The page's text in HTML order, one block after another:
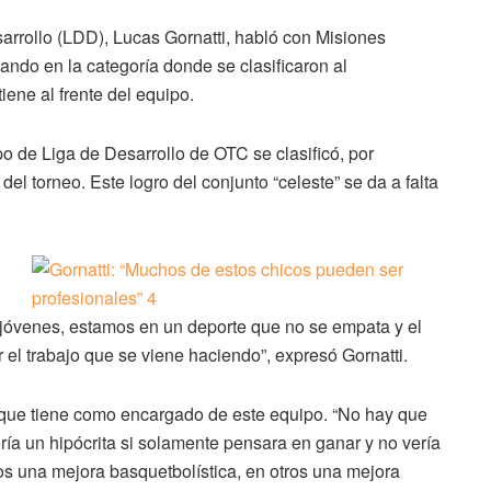
(LDD), Lucas Gornatti, habló con Misiones
en la categoría donde se clasificaron al
al frente del equipo.
de Liga de Desarrollo de OTC se clasificó, por
torneo. Este logro del conjunto “celeste” se da a falta
estamos en un deporte que no se empata y el
trabajo que se viene haciendo”, expresó Gornatti.
tiene como encargado de este equipo. “No hay que
un hipócrita si solamente pensara en ganar y no vería
una mejora basquetbolística, en otros una mejora